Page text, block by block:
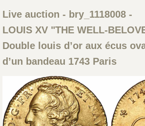
Live auction - bry_1118008-
LOUIS XV "THE WELL-
Double louis d’or aux écus
d’un bandeau 1743 Paris